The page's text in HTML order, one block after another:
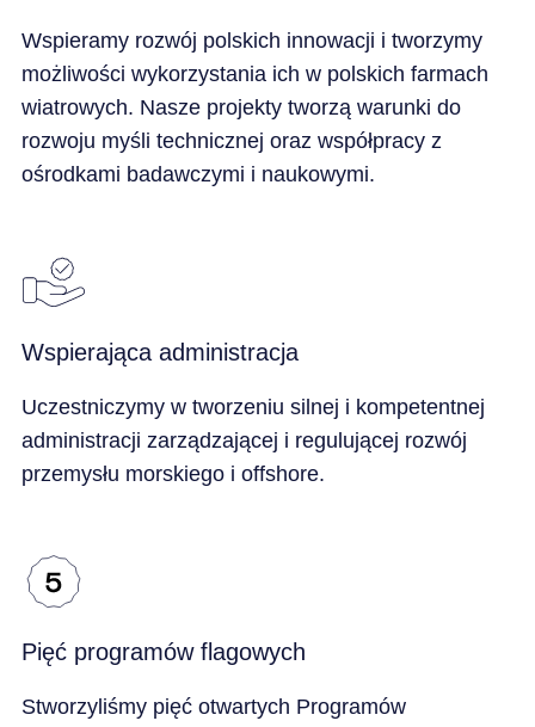
Wspieramy rozwój polskich innowacji i tworzymy
możliwości wykorzystania ich w polskich farmach
wiatrowych. Nasze projekty tworzą warunki do
rozwoju myśli technicznej oraz współpracy z
ośrodkami badawczymi i naukowymi.
Wspierająca administracja
Uczestniczymy w tworzeniu silnej i kompetentnej
administracji zarządzającej i regulującej rozwój
przemysłu morskiego i offshore.
Pięć programów flagowych
Stworzyliśmy pięć otwartych Programów